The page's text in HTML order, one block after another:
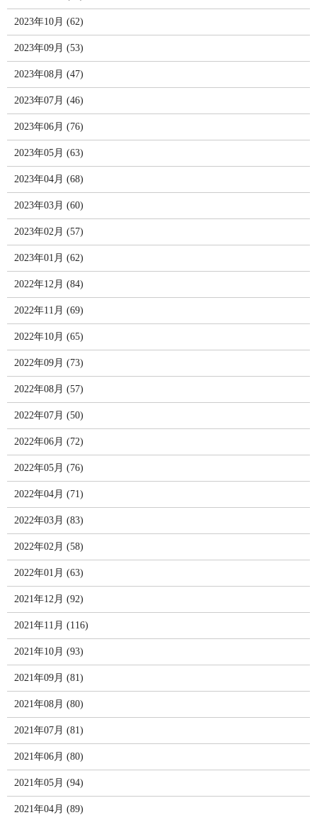
2023年10月 (62)
2023年09月 (53)
2023年08月 (47)
2023年07月 (46)
2023年06月 (76)
2023年05月 (63)
2023年04月 (68)
2023年03月 (60)
2023年02月 (57)
2023年01月 (62)
2022年12月 (84)
2022年11月 (69)
2022年10月 (65)
2022年09月 (73)
2022年08月 (57)
2022年07月 (50)
2022年06月 (72)
2022年05月 (76)
2022年04月 (71)
2022年03月 (83)
2022年02月 (58)
2022年01月 (63)
2021年12月 (92)
2021年11月 (116)
2021年10月 (93)
2021年09月 (81)
2021年08月 (80)
2021年07月 (81)
2021年06月 (80)
2021年05月 (94)
2021年04月 (89)